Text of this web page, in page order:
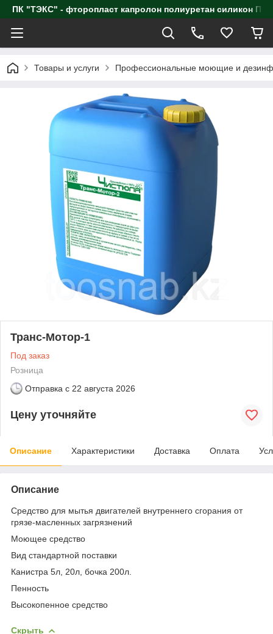
ПК "ТЭКС" - фторопласт капролон полиуретан
Товары и услуги Профессиональные моющие и
Транс-Мотор-1
Под заказ
Розница
Отправка с 22 августа 2026
Цену уточняйте
Описание Характеристики Доставка Оплата
Описание
Средство для мытья двигателей внутреннего сгорания от
грязе-масленных загрязнений
Моющее средство
Вид стандартной поставки
Канистра 5л, 20л, бочка 200л.
Пенность
Высокопенное средство
Скрыть